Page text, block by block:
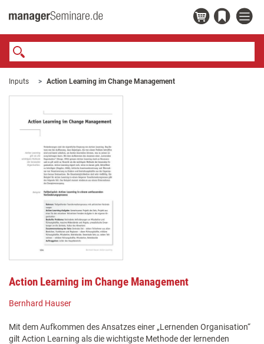
Inputs Action Learning im Change Management
Action Learning im Change Management
Bernhard Hauser
Mit dem Aufkommen des Ansatzes einer „Lernenden Organisation“
gilt Action Learning als die wichtigste Methode der lernenden